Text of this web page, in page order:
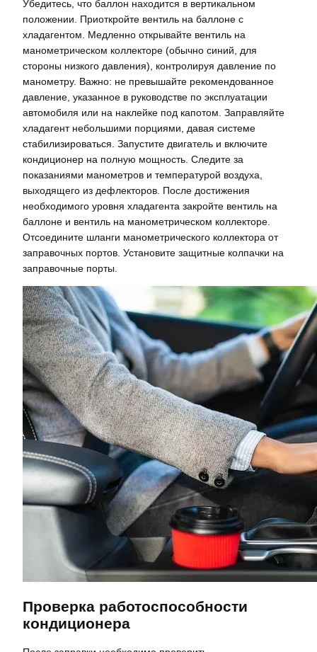
Убедитесь, что баллон находится в вертикальном
положении. Приоткройте вентиль на баллоне с
хладагентом. Медленно открывайте вентиль на
манометрическом коллекторе (обычно синий, для
стороны низкого давления), контролируя давление по
манометру. Важно: не превышайте рекомендованное
давление, указанное в руководстве по эксплуатации
автомобиля или на наклейке под капотом. Заправляйте
хладагент небольшими порциями, давая системе
стабилизироваться. Запустите двигатель и включите
кондиционер на полную мощность. Следите за
показаниями манометров и температурой воздуха,
выходящего из дефлекторов. После достижения
необходимого уровня хладагента закройте вентиль на
баллоне и вентиль на манометрическом коллекторе.
Отсоедините шланги манометрического коллектора от
заправочных портов. Установите защитные колпачки на
заправочные порты.
Проверка работоспособности
кондиционера